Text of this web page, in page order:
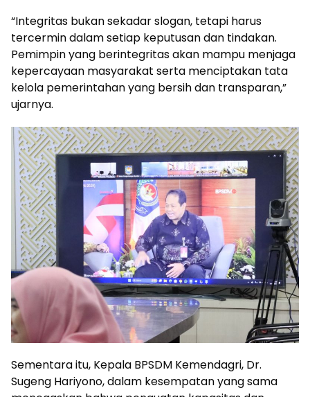
“Integritas bukan sekadar slogan, tetapi harus
tercermin dalam setiap keputusan dan tindakan.
Pemimpin yang berintegritas akan mampu menjaga
kepercayaan masyarakat serta menciptakan tata
kelola pemerintahan yang bersih dan transparan,”
ujarnya.
Sementara itu, Kepala BPSDM Kemendagri, Dr.
Sugeng Hariyono, dalam kesempatan yang sama